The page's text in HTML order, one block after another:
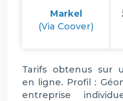
Markel
(Via Coover)
Tarifs obtenus sur
en ligne. Profil :
entreprise